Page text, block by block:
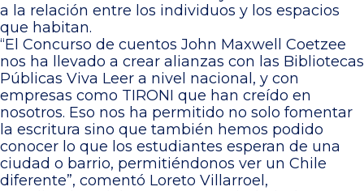
a la relación entre los individuos y los espacios
que habitan.
“El Concurso de cuentos John Maxwell Coetzee
nos ha llevado a crear alianzas con las Bibliotecas
Públicas Viva Leer a nivel nacional, y con
empresas como TIRONI que han creído en
nosotros. Eso nos ha permitido no solo fomentar
la escritura sino que también hemos podido
conocer lo que los estudiantes esperan de una
ciudad o barrio, permitiéndonos ver un Chile
diferente”, comentó Loreto Villarroel,